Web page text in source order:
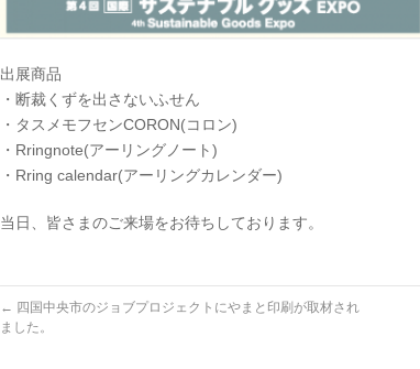
出展商品
・断裁くずを出さないふせん
・タスメモフセンCORON(コロン)
・Rringnote(アーリングノート)
・Rring calendar(アーリングカレンダー)
当日、皆さまのご来場をお待ちしております。
← 四国中央市のジョブプロジェクトにやまと印刷が取材され
ました。